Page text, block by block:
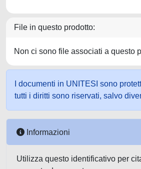
File in questo prodotto:
Non ci sono file associati a questo
I documenti in UNITESI sono
tutti i diritti sono riservati, salvo
Informazioni
Utilizza questo identificativo per